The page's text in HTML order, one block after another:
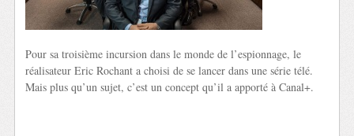
Pour sa troisième incursion dans le monde de l’espionnage, le
réalisateur Eric Rochant a choisi de se lancer dans une série télé.
Mais plus qu’un sujet, c’est un concept qu’il a apporté à Canal+.